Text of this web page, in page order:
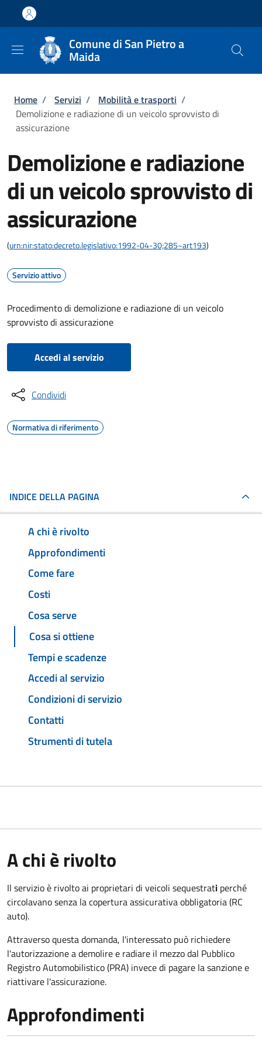
Salta al contenuto principale
Skip to footer content
Comune di San Pietro a
Maida
Briciole di pane
Home / Servizi / Mobilità e trasporti /
Demolizione e radiazione di un veicolo sprovvisto di
assicurazione
Demolizione e radiazione
di un veicolo sprovvisto di
assicurazione
(urn:nir:stato:decreto.legislativo:1992-04-30;285~art193)
Servizio attivo
Procedimento di demolizione e radiazione di un veicolo
sprovvisto di assicurazione
Accedi al servizio
Condividi
Normativa di riferimento
INDICE DELLA PAGINA
A chi è rivolto
Approfondimenti
Come fare
Costi
Cosa serve
Cosa si ottiene
Tempi e scadenze
Accedi al servizio
Condizioni di servizio
Contatti
Strumenti di tutela
A chi è rivolto
Il servizio è rivolto ai proprietari di veicoli sequestrati perché
circolavano senza la copertura assicurativa obbligatoria (RC
auto).
Attraverso questa domanda, l'interessato può richiedere
l'autorizzazione a demolire e radiare il mezzo dal Pubblico
Registro Automobilistico (PRA) invece di pagare la sanzione e
riattivare l'assicurazione.
Approfondimenti